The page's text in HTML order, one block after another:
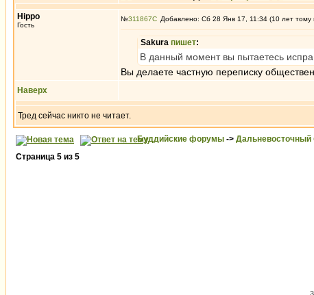
Hippo
Гость
№311867 Добавлено: Сб 28 Янв 17, 11:34 (10 лет тому
Sakura пишет:
В данный момент вы пытаетесь
Вы делаете частную переписку
Наверх
Тред сейчас никто не читает.
Буддийские форумы -> Дальневосточный
Страница 5 из 5